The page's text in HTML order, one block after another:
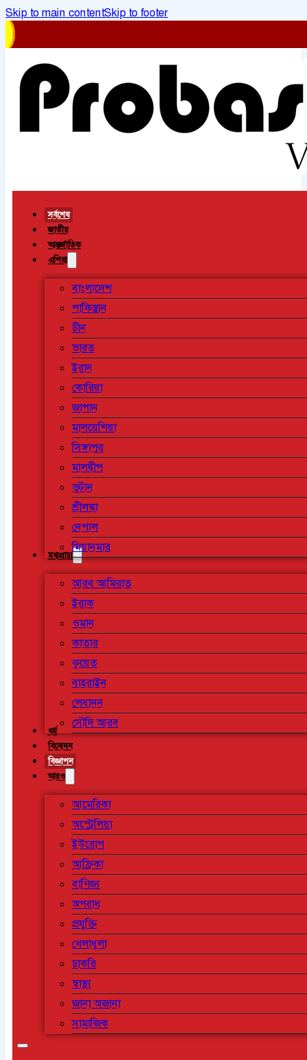
Skip to main contentSkip to footer
সর্বশেষ
জাতীয়
আন্তর্জাতিক
এশিয়া
বাংলাদেশ
পাকিস্তান
চীন
ভারত
ইরান
কোরিয়া
জাপান
মালয়েশিয়া
সিঙ্গাপুর
মালদ্বীপ
ভুটান
শ্রীলঙ্কা
নেপাল
মিয়ানমার
মধ্যপ্রাচ্য
আরব আমিরাত
ইরাক
ওমান
কাতার
কুয়েত
বাহরাইন
লেবানন
সৌদি আরব
ধর্ম
বিনোদন
বিজ্ঞাপন
আরও
আমেরিকা
অস্ট্রেলিয়া
ইউরোপ
আফ্রিকা
বাণিজ্য
অপরাধ
প্রযুক্তি
খেলাধুলা
চাকরি
স্বাস্থ্য
জানা অজানা
সামাজিক